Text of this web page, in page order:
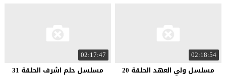
02:18:54
مسلسل ولي العهد الحلقة 20
02:17:47
مسلسل حلم اشرف الحلقة 31